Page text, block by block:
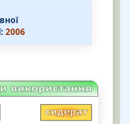
2006